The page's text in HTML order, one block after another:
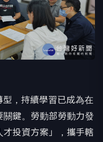
，持續學習已成為在
鍵。勞動部勞動力發
投資方案」，攜手轄